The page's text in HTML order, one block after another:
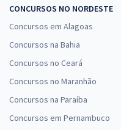
CONCURSOS NO NORDESTE
Concursos em Alagoas
Concursos na Bahia
Concursos no Ceará
Concursos no Maranhão
Concursos na Paraíba
Concursos em Pernambuco